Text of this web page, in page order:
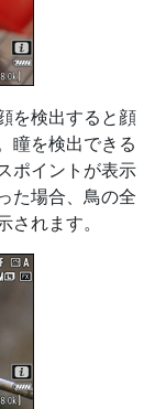
を検出すると顔
瞳を検出できる
ポイントが表示
た場合、鳥の全
れます。